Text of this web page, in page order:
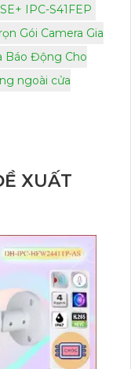
IPC-S41FEP
Gói Camera Gia
Báo Động Cho
ngoài cửa
XUẤT